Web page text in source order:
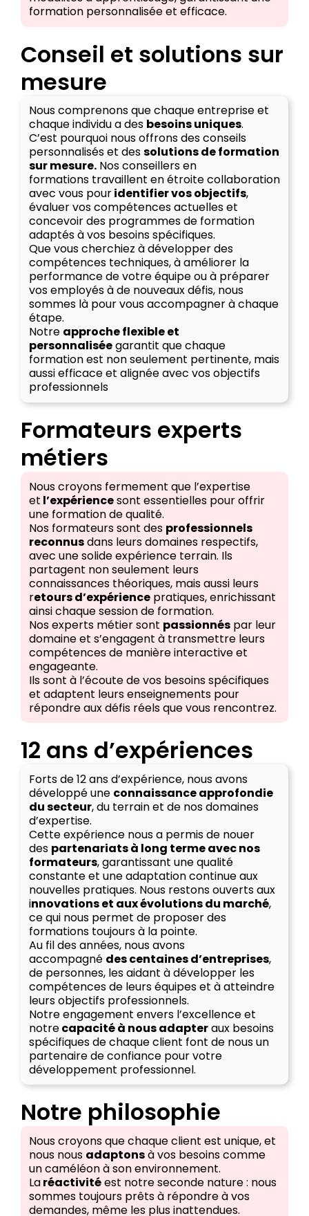
formation personnalisée et efficace.
Conseil et solutions sur
mesure
Nous comprenons que chaque entreprise et
chaque individu a des besoins uniques.
C’est pourquoi nous offrons des conseils
personnalisés et dessolutions de formation
sur mesure.Nos conseillers en
formations travaillent en étroite collaboration
avec vous pouridentifier vos objectifs,
évaluer vos compétences actuelles et
concevoir des programmes de formation
adaptés à vos besoins spécifiques.
Que vous cherchiez à développer des
compétences techniques, à améliorer la
performance de votre équipe ou à préparer
vos employés à de nouveaux défis, nous
sommes là pour vous accompagner à chaque
étape.
Notre approche flexible et
personnaliséegarantit que chaque
formation est non seulement pertinente, mais
aussi efficace et alignée avec vos objectifs
professionnels
Formateurs experts
métiers
Nous croyons fermement que l’expertise
et l’expériencesont essentielles pour offrir
une formation de qualité.
Nos formateurs sont des professionnels
reconnusdans leurs domaines respectifs,
avec une solide expérience terrain. Ils
partagent non seulement leurs
connaissances théoriques, mais aussi leurs
retours d’expériencepratiques, enrichissant
ainsi chaque session de formation.
Nos experts métier sont passionnéspar leur
domaine et s’engagent à transmettre leurs
compétences de manière interactive et
engageante.
Ils sont à l’écoute de vos besoins spécifiques
et adaptent leurs enseignements pour
répondre aux défis réels que vous rencontrez.
12 ans d’expériences
Forts de 12 ans d’expérience, nous avons
développé une connaissance approfondie
du secteur, du terrain et de nos domaines
d’expertise.
Cette expérience nous a permis de nouer
des partenariats à long terme avec nos
formateurs, garantissant une qualité
constante et une adaptation continue aux
nouvelles pratiques. Nous restons ouverts aux
innovations et aux évolutions du marché,
ce qui nous permet de proposer des
formations toujours à la pointe.
Au fil des années, nous avons
accompagné des centaines d’entreprises,
de personnes, les aidant à développer les
compétences de leurs équipes et à atteindre
leurs objectifs professionnels.
Notre engagement envers l’excellence et
notrecapacité à nous adapteraux besoins
spécifiques de chaque client font de nous un
partenaire de confiance pour votre
développement professionnel.
Notre philosophie
Nous croyons que chaque client est unique, et
nous nous adaptonsà vos besoins comme
un caméléon à son environnement.
Laréactivitéest notre seconde nature : nous
sommes toujours prêts à répondre à vos
demandes, même les plus inattendues.